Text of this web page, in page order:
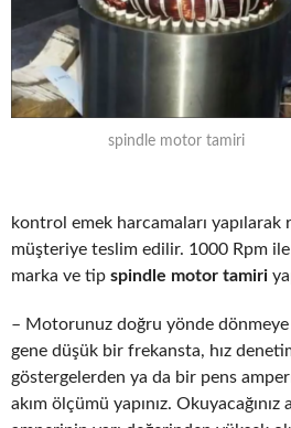
spindle motor tamiri
kontrol emek harcamaları yapılarak
müşteriye teslim edilir. 1000 Rpm
marka ve tip spindle motor tamiri
– Motorunuz doğru yönde dönmeye
gene düşük bir frekansta, hız
göstergelerden ya da bir pens
akım ölçümü yapınız.